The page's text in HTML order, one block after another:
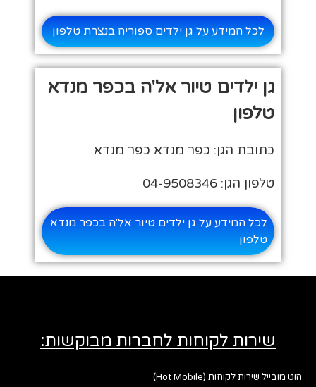
לכל המידע על גן ילדים ספוריה בנצרת טלפון
גן ילדים טיור אל'ה בכפר מנדא
טלפון
כתובת הגן: כפר מנדא כפר מנדא
טלפון הגן: 04-9508346
לכל המידע על גן ילדים טיור אל'ה בכפר מנדא
טלפון
שירות לקוחות לחברות מבוקשות:
הוט מובייל שירות לקוחות (Hot Mobile)